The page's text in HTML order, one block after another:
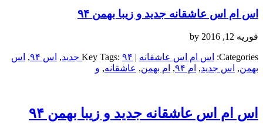
اس ام اس عاشقانه جدید و زیبا بهمن ۹۴
فوریه 12, 2016
Categories: اس ام اس عاشقانه | Key Tags: ۹۴ جدید , اس ۹۴ , اس
بهمن, اس جدید, ام ۹۴ , ام بهمن, عاشقانه, و
اس ام اس عاشقانه جدید و زیبا بهمن ۹۴